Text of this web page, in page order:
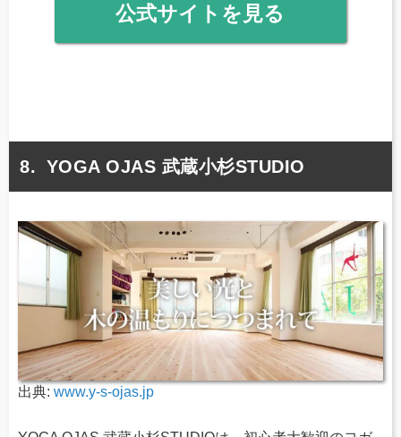
公式サイトを見る
YOGA OJAS 武蔵小杉STUDIO
出典: www.y-s-ojas.jp